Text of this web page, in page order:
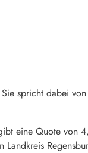
spricht dabei
eine Quote von